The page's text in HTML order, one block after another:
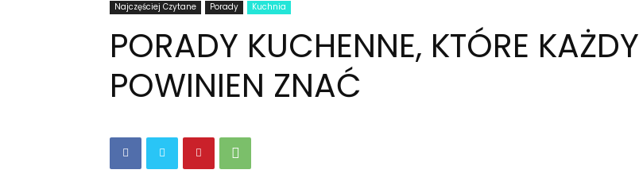
Najczęściej Czytane Porady Kuchnia
PORADY KUCHENNE, KTÓRE KAŻDY
POWINIEN ZNAĆ